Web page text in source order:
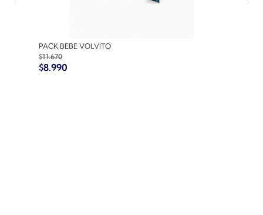
PACK BEBE VOLVITO
$11.670
$8.990